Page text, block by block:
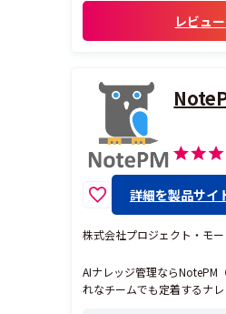
レビュ
詳細を製品サイ
株式会社プロジェクト・モー
AIナレッジ管理ならNotePM
れなチームでも定着するナ